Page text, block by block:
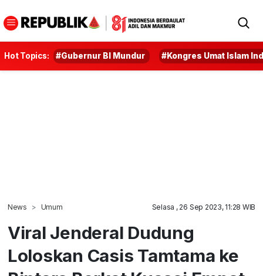
Hot Topics: #Gubernur BI Mundur #Kongres Umat Islam
News Umum Selasa , 26 Sep 2023, 11:28 WIB
Viral Jenderal Dudung
Loloskan Casis Tamtama ke